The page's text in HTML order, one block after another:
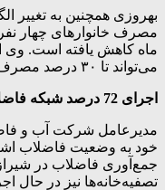
بهروزی همچنین به
ماه کاهش یافته است. وی
می‌تواند تا ۳۰ درصد مصرف آب را در منازل کاهش دهد.
اجرای 72 درصد شبکه فاضلاب شیراز
مدیرعامل شرکت آب و
جمع‌آوری فاضلاب در
تصفیه‌خانه‌ها نیز در حال